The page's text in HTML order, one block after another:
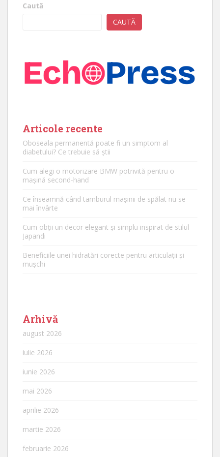
Caută
CAUTĂ
Articole recente
Oboseala permanentă poate fi un simptom al
diabetului? Ce trebuie să știi
Cum alegi o motorizare BMW potrivită pentru o
mașină second-hand
Ce înseamnă când tamburul mașinii de spălat nu se
mai învârte
Cum obții un decor elegant și simplu inspirat de stilul
Japandi
Beneficiile unei hidratări corecte pentru articulații și
mușchi
Arhivă
august 2026
iulie 2026
iunie 2026
mai 2026
aprilie 2026
martie 2026
februarie 2026